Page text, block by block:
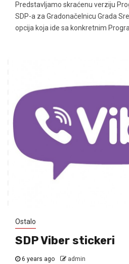
Predstavljamo skraćenu verziju
SDP-a za Gradonačelnicu Grada
opcija koja ide sa konkretnim
Ostalo
SDP Viber stickeri
6 years ago admin